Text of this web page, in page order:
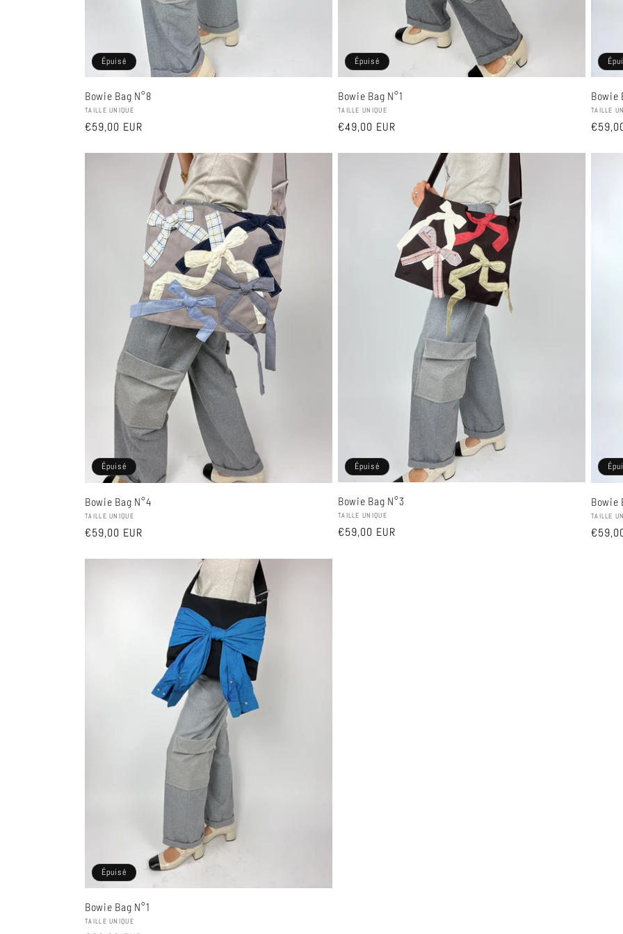
Épuisé
Bowie Bag N°8
Fournisseur :
TAILLE UNIQUE
Prix
€59,00 EUR
Épuisé
Bowie Bag N°1
Fournisseur :
TAILLE UNIQUE
Prix
€49,00 EUR
Bowie
TAILLE
Prix
Épuisé
Bowie Bag N°4
Fournisseur :
TAILLE UNIQUE
Prix
€59,00 EUR
Épuisé
Bowie Bag N°3
Fournisseur :
TAILLE UNIQUE
Prix
€59,00 EUR
Bowie
TAILLE
Prix
Épuisé
Bowie Bag N°1
Fournisseur :
TAILLE UNIQUE